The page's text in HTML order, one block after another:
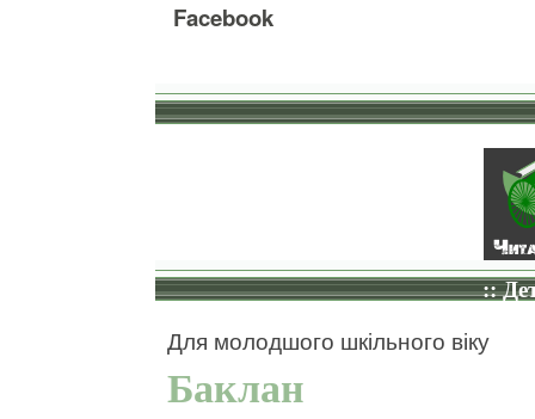
Facebook
::
Для молодшого шкільного віку
Баклан